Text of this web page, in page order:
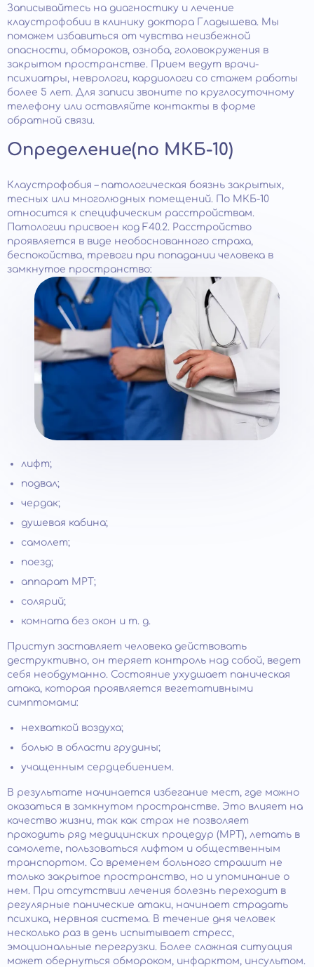
Записывайтесь на диагностику и лечение
клаустрофобии в клинику доктора Гладышева. Мы
поможем избавиться от чувства неизбежной
опасности, обмороков, озноба, головокружения в
закрытом пространстве. Прием ведут врачи-
психиатры, неврологи, кардиологи со стажем работы
более 5 лет. Для записи звоните по круглосуточному
телефону или оставляйте контакты в форме
обратной связи.
Определение(по МКБ-10)
Клаустрофобия – патологическая боязнь закрытых,
тесных или многолюдных помещений. По МКБ-10
относится к специфическим расстройствам.
Патологии присвоен код F40.2. Расстройство
проявляется в виде необоснованного страха,
беспокойства, тревоги при попадании человека в
замкнутое пространство:
лифт;
подвал;
чердак;
душевая кабина;
самолет;
поезд;
аппарат МРТ;
солярий;
комната без окон и т. д.
Приступ заставляет человека действовать
деструктивно, он теряет контроль над собой, ведет
себя необдуманно. Состояние ухудшает паническая
атака, которая проявляется вегетативными
симптомами:
нехваткой воздуха;
болью в области грудины;
учащенным сердцебиением.
В результате начинается избегание мест, где можно
оказаться в замкнутом пространстве. Это влияет на
качество жизни, так как страх не позволяет
проходить ряд медицинских процедур (МРТ), летать в
самолете, пользоваться лифтом и общественным
транспортом. Со временем больного страшит не
только закрытое пространство, но и упоминание о
нем. При отсутствии лечения болезнь переходит в
регулярные панические атаки, начинает страдать
психика, нервная система. В течение дня человек
несколько раз в день испытывает стресс,
эмоциональные перегрузки. Более сложная ситуация
может обернуться обмороком, инфарктом, инсультом.